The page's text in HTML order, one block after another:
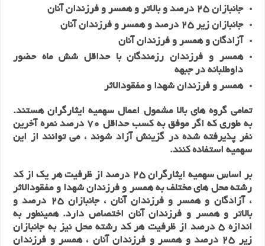
جانبازان 25 درصد و بالاتر و همسر و فرزندان آنان
جانبازان زیر 25 درصد و همسر و فرزندان آنان
آزادگان و همسر و فرزندان آنان
همسر و فرزندان رزمندگان با حداقل شش ماه حضور
داوطلبانه در جبهه
همسر و فرزندان شهدا و مفقودالاثر
تمامی گروه های بالا مشمول اعمال سهمیه ایثارگران هستند.
به طوری که اگر موفق به کسب حداقل 70 درصد نمره آخرین
نفر پذیرفته‌‌ شده‌‌ در گزینش آزاد شوند ، می توانند از این
سهمیه استفاده کنند.
بر اساس سهمیه ایثارگران 25 درصد از ظرفیت هر یک از کد
رشته‌‌ محل های مختلف به همسر و فرزندان شهدا و مفقود‌الاثر
، آزادگان و همسر و فرزندان آنان ، جانبازان ۲۵ درصد و
بالاتر و همسر و فرزندان آنان اختصاص دارد. همینطور به
اندازه 5 درصد از ظرفیت هر کد رشته‌ محل نیز به جانبازان
زیر 25 درصد و همسر و فرزندان آنان ، همسر و فرزندان